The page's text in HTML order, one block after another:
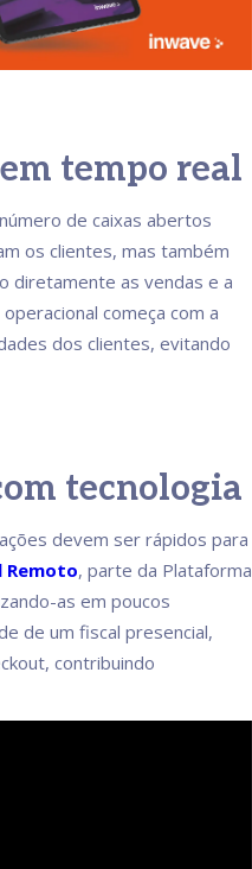
tempo real
de caixas abertos
os clientes, mas também
diretamente as vendas e a
começa com a
dos clientes, evitando
tecnologia
devem ser rápidos para
Remoto, parte da Plataforma
as em poucos
de um fiscal presencial,
contribuindo